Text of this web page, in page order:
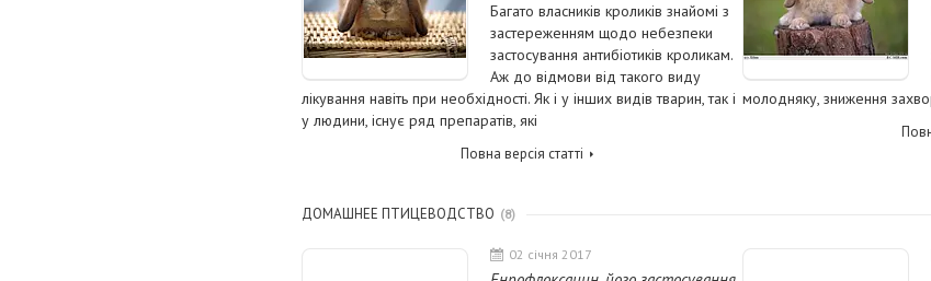
Багато власників кроликів знайомі з
застереженням щодо небезпеки
застосування антибіотиків кроликам.
Аж до відмови від такого виду
лікування навіть при необхідності. Як і у інших видів тварин, так і
у людини, існує ряд препаратів, які
Повна версія статті
молодняку, зниження
ДОМАШНЕЕ ПТИЦЕВОДСТВО 8
02 січня 2017